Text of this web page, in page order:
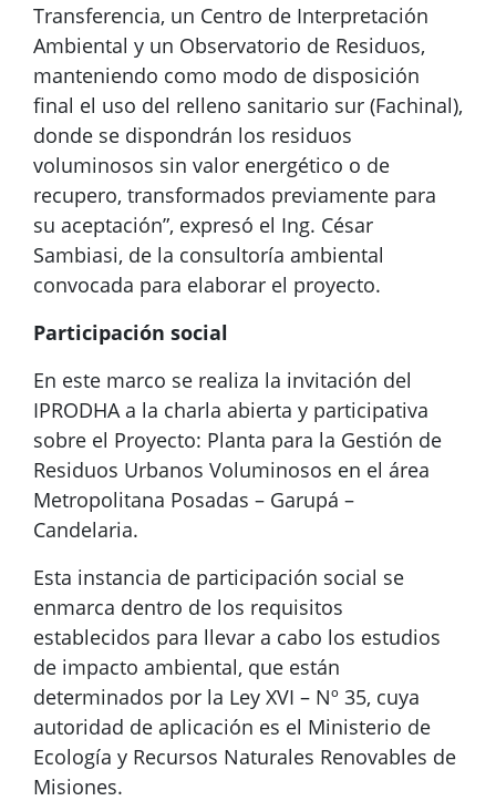
Transferencia, un Centro de Interpretación
Ambiental y un Observatorio de Residuos,
manteniendo como modo de disposición
final el uso del relleno sanitario sur (Fachinal),
donde se dispondrán los residuos
voluminosos sin valor energético o de
recupero, transformados previamente para
su aceptación”, expresó el Ing. César
Sambiasi, de la consultoría ambiental
convocada para elaborar el proyecto.
Participación social
En este marco se realiza la invitación del
IPRODHA a la charla abierta y participativa
sobre el Proyecto: Planta para la Gestión de
Residuos Urbanos Voluminosos en el área
Metropolitana Posadas – Garupá –
Candelaria.
Esta instancia de participación social se
enmarca dentro de los requisitos
establecidos para llevar a cabo los estudios
de impacto ambiental, que están
determinados por la Ley XVI – Nº 35, cuya
autoridad de aplicación es el Ministerio de
Ecología y Recursos Naturales Renovables de
Misiones.